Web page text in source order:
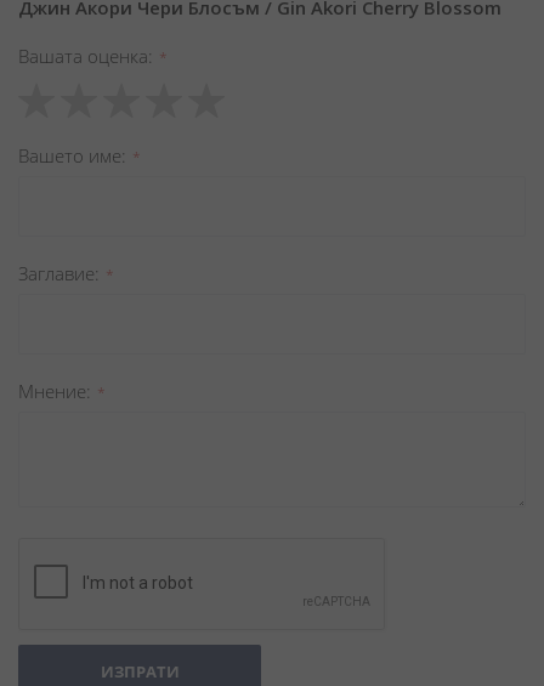
Джин Акори Чери Блосъм / Gin Akori Cherry Blossom
Вашата оценка
star
stars
stars
stars
stars
Вашето име
Заглавиe
Мнение
ИЗПРАТИ